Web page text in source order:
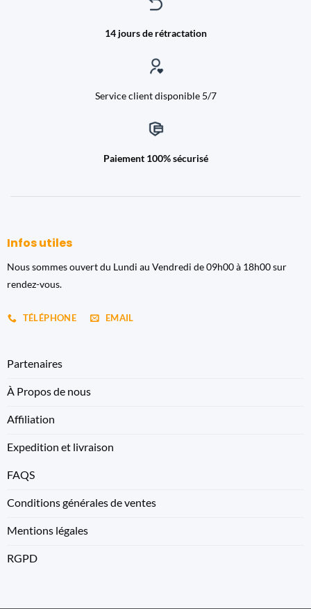
14 jours de rétractation
Service client disponible 5/7
Paiement 100% sécurisé
Infos utiles
Nous sommes ouvert du Lundi au Vendredi de 09h00 à 18h00 sur
rendez-vous.
TÉLÉPHONE EMAIL
Partenaires
À Propos de nous
Affiliation
Expedition et livraison
FAQS
Conditions générales de ventes
Mentions légales
RGPD